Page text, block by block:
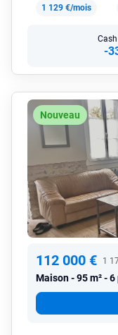
1 129 €/mois
-
Nouveau
112 000 € 1
Maison 95 m² -